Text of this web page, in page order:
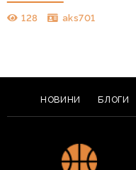
128 aks701
НОВИНИ БЛОГИ